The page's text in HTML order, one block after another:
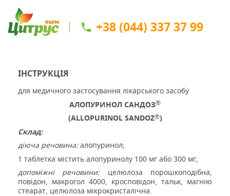
+38 (044) 337 37 99
ІНСТРУКЦІЯ
для медичного застосування лікарського засобу
АЛОПУРИНОЛ САНДОЗ®
(ALLOPURINOL SANDOZ®)
Склад:
діюча речовина:алопуринол;
1 таблетка містить алопуринолу 100 мг або 300 мг;
допоміжні речовини: целюлоза порошкоподібна,
повідон, макрогол 4000, кросповідон, тальк, магнію
стеарат, целюлоза мікрокристалічна.